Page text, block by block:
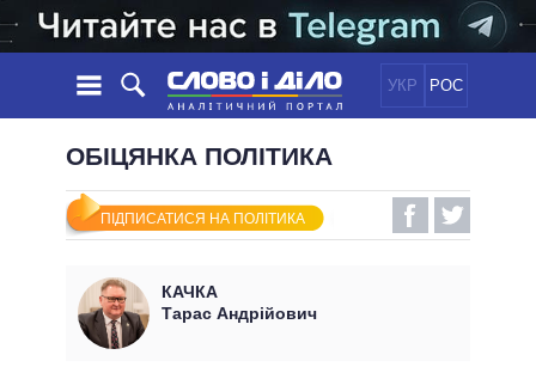
УКР РОС
НОВИНИ
СТРІЧКА
ПОДІЇ
СТАТТІ
ДУМКИ
ОГЛЯДИ
ПОЛІТИКА
ЕКОНОМІКА
СВІТ
ОБIЦЯНКИ
УСІ ПОЛІТИКИ
ПРЕЗИДЕНТ І ОФІС
ІНФОГРАФІКА
ОБІЦЯНКА ПОЛІТИКА
ПІДПИСАТИСЯ НА ПОЛІТИКА
КАЧКА
Тарас Андрійович